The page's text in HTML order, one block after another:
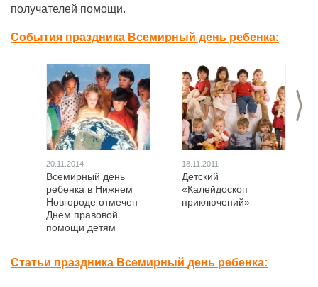
получателей помощи.
События праздника Всемирный день ребенка:
>
20.11.2014
Всемирный день
ребенка в Нижнем
Новгороде отмечен
Днем правовой
помощи детям
18.11.2011
Детский
«Калейдоскоп
приключений»
Статьи праздника Всемирный день ребенка: